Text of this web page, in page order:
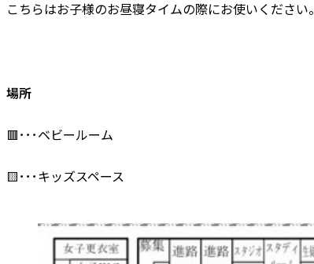
こちらはお子様のお昼寝タイムの際にお使いください。
場所
🟥･･･ベビールーム
🟨･･･キッズスペース